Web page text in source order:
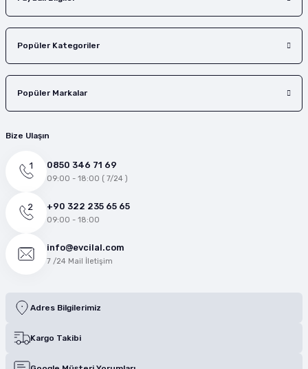
Popüler Kategoriler
Popüler Markalar
Bize Ulaşın
0850 346 71 69
09:00 - 18:00 ( 7/24 )
+90 322 235 65 65
09:00 - 18:00
info@evcilal.com
7 /24 Mail İletişim
Adres Bilgilerimiz
Kargo Takibi